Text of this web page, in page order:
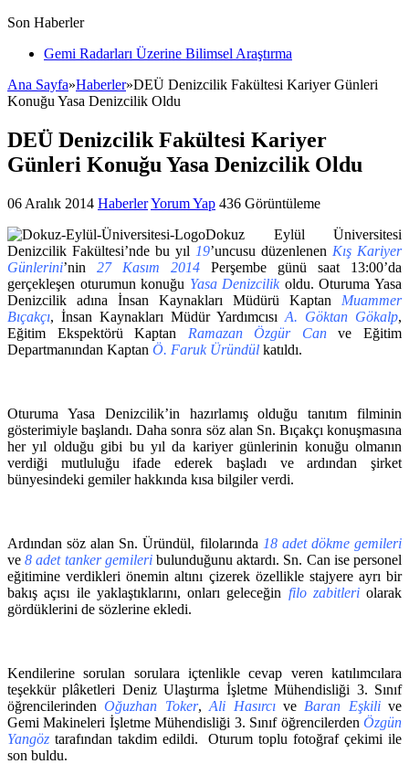
Son Haberler
Gemi Radarları Üzerine Bilimsel Araştırma
Ana Sayfa»Haberler»DEÜ Denizcilik Fakültesi Kariyer Günleri
Konuğu Yasa Denizcilik Oldu
DEÜ Denizcilik Fakültesi Kariyer
Günleri Konuğu Yasa Denizcilik Oldu
06 Aralık 2014 HaberlerYorum Yap 436 Görüntüleme
Dokuz Eylül Üniversitesi
Denizcilik Fakültesi’nde bu yıl 19’uncusu düzenlenen Kış Kariyer
Günlerini’nin 27 Kasım 2014 Perşembe günü saat 13:00’da
gerçekleşen oturumun konuğu Yasa Denizcilikoldu. Oturuma Yasa
Denizcilik adına İnsan Kaynakları Müdürü Kaptan Muammer
Bıçakçı, İnsan Kaynakları Müdür Yardımcısı A. Göktan Gökalp,
Eğitim Ekspektörü Kaptan Ramazan Özgür Canve Eğitim
Departmanından Kaptan Ö. Faruk Üründül katıldı.
Oturuma Yasa Denizcilik’in hazırlamış olduğu tanıtım filminin
gösterimiyle başlandı. Daha sonra söz alan Sn. Bıçakçı konuşmasına
her yıl olduğu gibi bu yıl da kariyer günlerinin konuğu olmanın
verdiği mutluluğu ifade ederek başladı ve ardından şirket
bünyesindeki gemiler hakkında kısa bilgiler verdi.
Ardından söz alan Sn. Üründül, filolarında 18 adet dökme gemileri
ve8 adet tanker gemileribulunduğunu aktardı. Sn. Can ise personel
eğitimine verdikleri önemin altını çizerek özellikle stajyere ayrı bir
bakış açısı ile yaklaştıklarını, onları geleceğin filo zabitleriolarak
gördüklerini de sözlerine ekledi.
Kendilerine sorulan sorulara içtenlikle cevap veren katılımcılara
teşekkür plâketleri Deniz Ulaştırma İşletme Mühendisliği 3. Sınıf
öğrencilerindenOğuzhan Toker,Ali Hasırcı ve Baran Eşkilive
Gemi Makineleri İşletme Mühendisliği 3. Sınıf öğrencilerden Özgün
Yangöz tarafından takdim edildi. Oturum toplu fotoğraf çekimi ile
son buldu.